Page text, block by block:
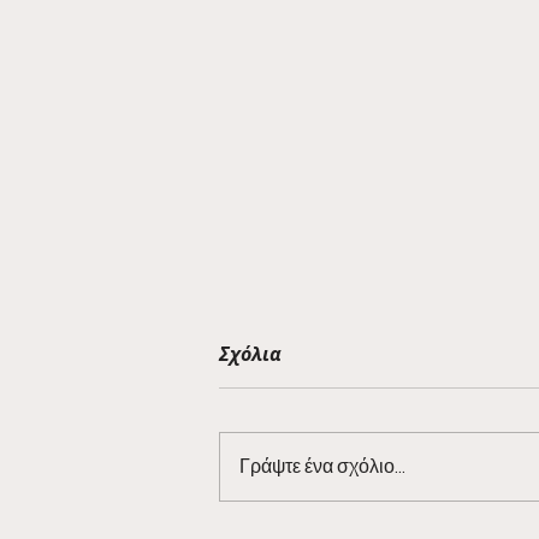
Barman Tales 7/3
Σχόλια
Γράψτε ένα σχόλιο...